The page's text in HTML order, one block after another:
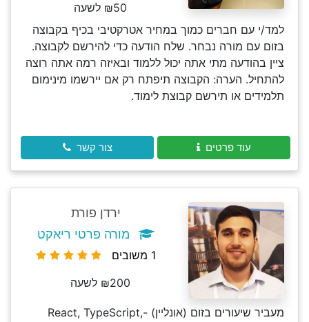
₪50 לשעה
למד/י עם חברים כמוך במחיר אטרקטיבי בכיף בקבוצה
בזום עם מורה נבחר. שלח הודעה כדי להירשם לקבוצה.
ציין בהודעה מתי אתה יכול ללמוד ובאיזה רמה אתה רוצה
להתחיל. הערה: הקבוצה תיפתח רק אם יירשמו מינימום
תלמידים או תירשם קבוצת לימוד.
עוד פרטים צור קשר
ירדן פורת
מורה פרטי ריאקט
1 משובים
₪200 לשעה
מעביר שיעורים בזום (אונליין) -React, TypeScript,